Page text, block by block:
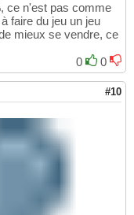
ce n'est pas comme
faire du jeu un jeu
mieux se vendre, ce
0
0
#10